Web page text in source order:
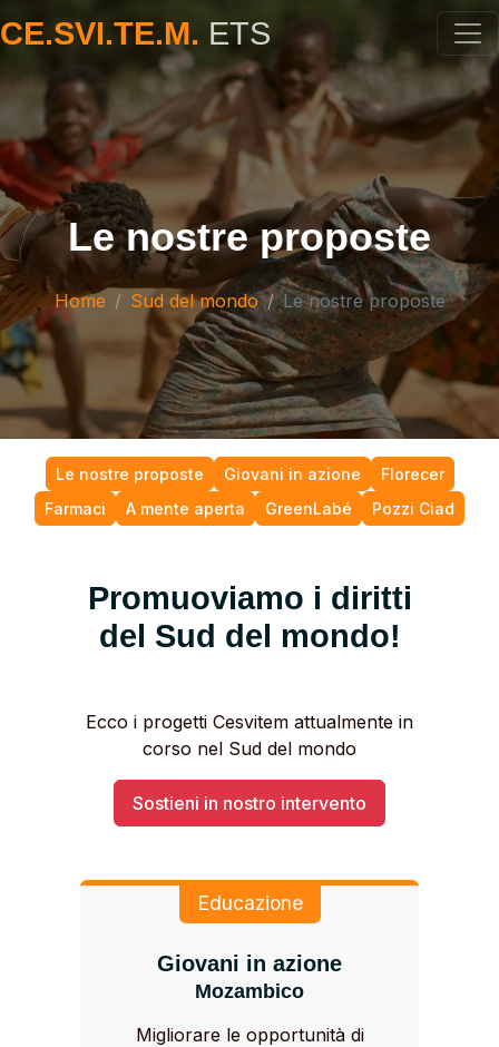
CE.SVI.TE.M. ETS
Le nostre proposte
Home Sud del mondo Le nostre proposte
Le nostre proposte Giovani in azione
Florecer
Farmaci
A mente aperta GreenLabé Pozzi Ciad
Promuoviamo i diritti
del Sud del mondo!
Ecco i progetti Cesvitem attualmente in
corso nel Sud del mondo
Sostieni in nostro intervento
Educazione
Giovani in azione
Mozambico
Migliorare le opportunità di